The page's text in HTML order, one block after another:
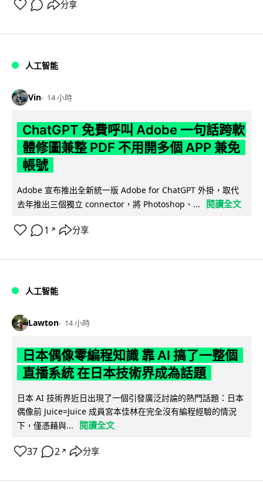
分享
人工智能
Vin 14 小時
ChatGPT 免費呼叫 Adobe 一句話跨軟
體修圖兼整 PDF 不用開多個 APP 兼免
帳號
Adobe 宣布推出全新統一版 Adobe for ChatGPT 外掛，取代
去年推出三個獨立 connector，將 Photoshop、...
閱讀全文
1 ↗ 分享
人工智能
Lawton 14 小時
日本偶像零編程知識 靠 AI 搞了一整個
直播系統 在日本技術界成為話題
日本 AI 技術界近日出現了一個引發廣泛討論的熱門話題：日本
偶像前 Juice=Juice 成員宮本佳林在完全沒有編程經驗的情況
下，僅憑藉與...
閱讀全文
37 2 ↗ 分享